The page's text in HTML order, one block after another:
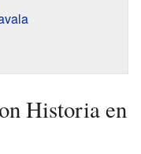
Historia en